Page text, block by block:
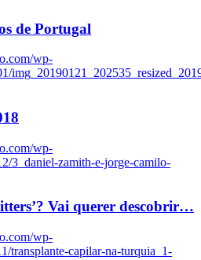
de Portugal
wp-
wp-
3_daniel-zamith-e-jorge-camilo-
Vai querer descobrir…
wp-
transplante-capilar-na-turquia_1-